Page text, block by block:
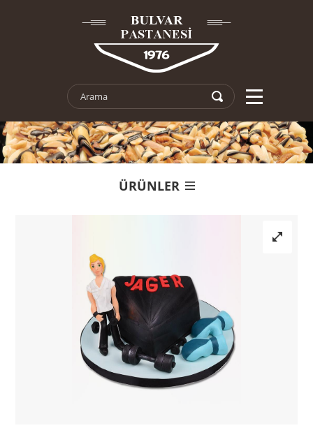
ÜRÜNLER